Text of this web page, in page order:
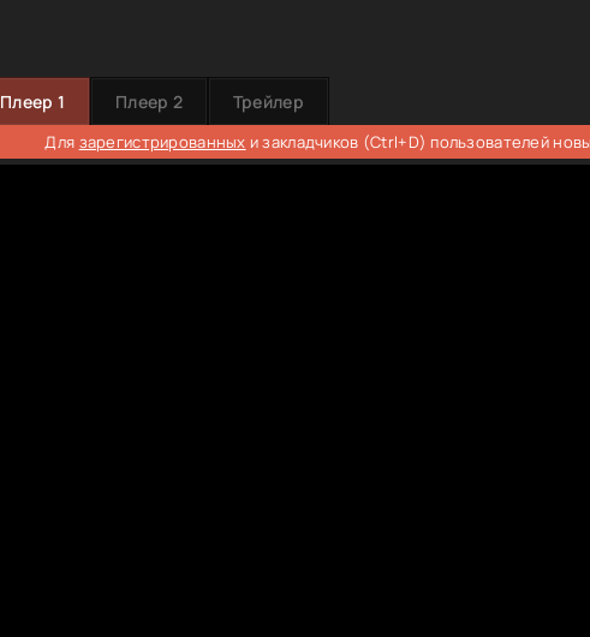
Плеер 1 Плеер 2 Трейлер
Для зарегистрированных и закладчиков (Ctrl+D) пользователей